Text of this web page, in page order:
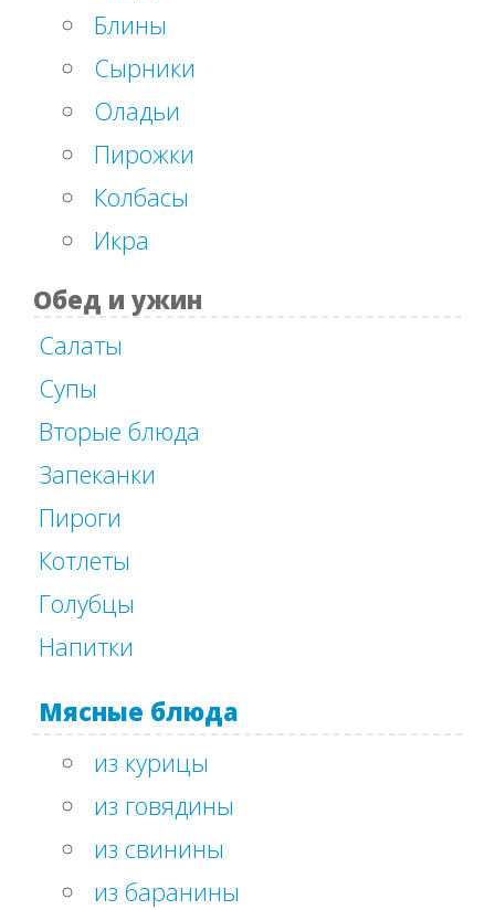
Блины
Сырники
Оладьи
Пирожки
Колбасы
Икра
Обед и ужин
Салаты
Супы
Вторые блюда
Запеканки
Пироги
Котлеты
Голубцы
Напитки
Мясные блюда
из курицы
из говядины
из свинины
из баранины